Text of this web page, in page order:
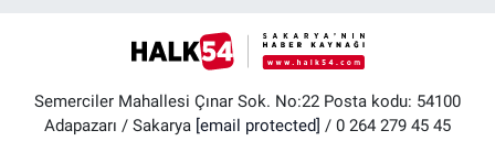
Semerciler Mahallesi Çınar Sok. No:22 Posta kodu: 54100
Adapazarı / Sakarya [email protected] / 0 264 279 45 45